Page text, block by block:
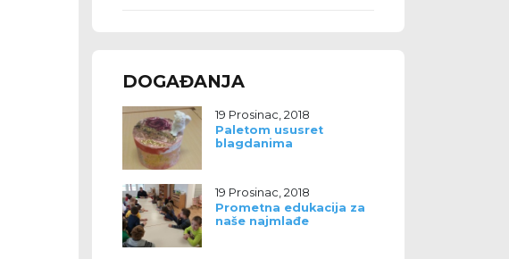
DOGAĐANJA
19 Prosinac, 2018
Paletom ususret
blagdanima
19 Prosinac, 2018
Prometna edukacija za
naše najmlađe